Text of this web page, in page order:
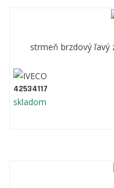
strmeň brzdový ľavý
42534117
skladom